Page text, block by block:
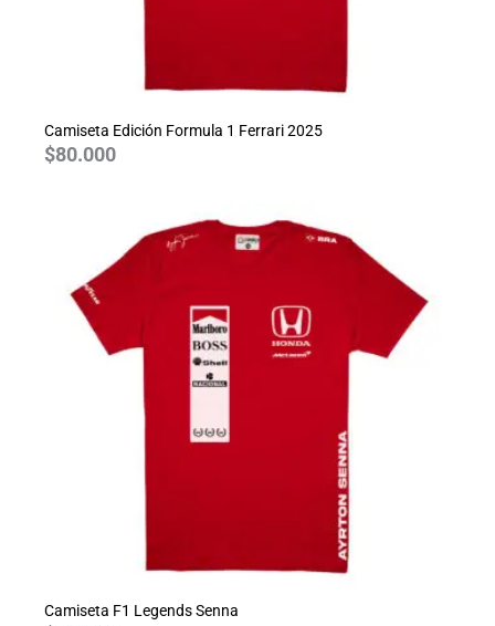
Camiseta Edición Formula 1 Ferrari 2025
$80.000
Camiseta F1 Legends Senna